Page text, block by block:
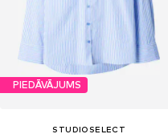
PIEDĀVĀJUMS
STUDIOSELECT